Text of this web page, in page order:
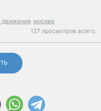
движения москва
127 просмотров всего.